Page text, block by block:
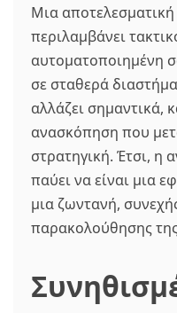
Μια
περιλαμβάνει
αυτοματοποιημένη
σε σταθερά
αλλάζει σημαντικά,
ανασκόπηση που
στρατηγική. Έτσι, η
παύει να είναι μια
μια ζωντανή,
παρακολούθησης